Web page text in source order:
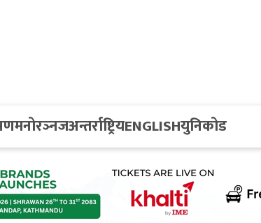
मनोरञ्नजअन्तर्राष्ट्रियENGLISHयुनिकोड